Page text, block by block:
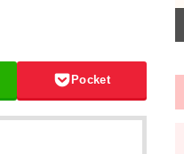
Pocket